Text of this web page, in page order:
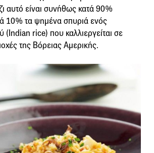
αυτό είναι συνήθως κατά 90%
10% τα ψημένα σπυριά ενός
(Indian rice) που καλλιεργείται σε
της Βόρειας Αμερικής.